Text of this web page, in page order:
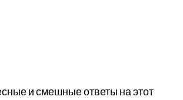
и смешные ответы на этот